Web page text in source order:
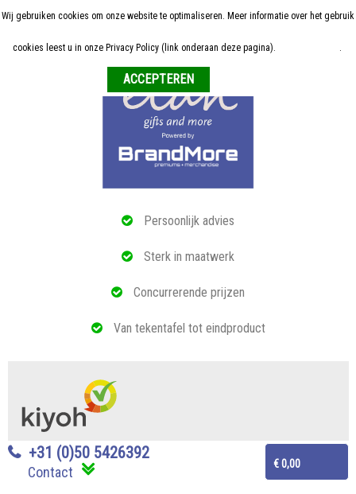
Persoonlijk advies
Sterk in maatwerk
Concurrerende prijzen
Van tekentafel tot eindproduct
€ 0,00
+31 (0)50 5426392
Contact
Home
ALLE RELATIEGESCHENKEN
Wij gebruiken cookies om onze website te optimaliseren. Meer informatie over het gebruik
cookies leest u in onze Privacy Policy (link onderaan deze pagina). .